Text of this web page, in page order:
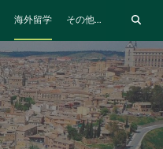
海外留学 その他...